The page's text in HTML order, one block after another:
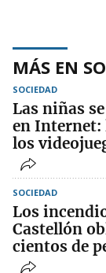
MÁS EN
SOCIEDAD
Las niñas
en Internet:
los
SOCIEDAD
Los
Castellón
cientos de